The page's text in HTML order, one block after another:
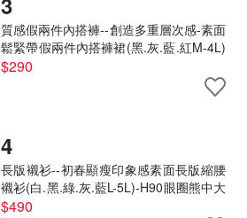
質感假兩件內搭褲--創造多重層次感-素面
鬆緊帶假兩件內搭褲裙(黑.灰.藍.紅M-4L)
-P31眼圈熊中大尺碼
$290
4
長版襯衫--初春顯瘦印象感素面長版縮腰
襯衫(白.黑.綠.灰.藍L-5L)-H90眼圈熊中大
尺碼
$490